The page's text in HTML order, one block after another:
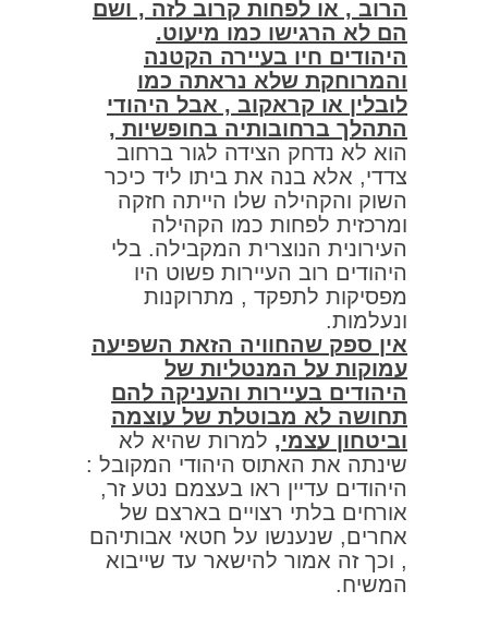
הרוב , או לפחות קרוב לזה , ושם
הם לא הרגישו כמו מיעוט.
היהודים חיו בעיירה הקטנה
והמרוחקת שלא נראתה כמו
לובלין או קראקוב , אבל היהודי
התהלך ברחובותיה בחופשיות ,
הוא לא נדחק הצידה לגור ברחוב
צדדי, אלא בנה את ביתו ליד כיכר
השוק והקהילה שלו הייתה חזקה
ומרכזית לפחות כמו הקהילה
העירונית הנוצרית המקבילה. בלי
היהודים רוב העיירות פשוט היו
מפסיקות לתפקד , מתרוקנות
ונעלמות.
אין ספק שהחוויה הזאת השפיעה
עמוקות על המנטליות של
היהודים בעיירות והעניקה להם
תחושה לא מבוטלת של עוצמה
וביטחון עצמי, למרות שהיא לא
שינתה את האתוס היהודי המקובל :
היהודים עדיין ראו בעצמם נטע זר,
אורחים בלתי רצויים בארצם של
אחרים, שנענשו על חטאי אבותיהם
, וכך זה אמור להישאר עד שייבוא
המשיח.